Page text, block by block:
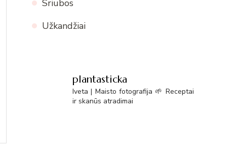
Sriubos
Užkandžiai
plantasticka
Iveta | Maisto fotografija 🌱 Receptai
ir skanūs atradimai